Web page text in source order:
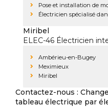
Pose et installation de
Électricien spécialisé
Miribel
ELEC-46 Électricien
Ambérieu-en-Bugey
Meximieux
Miribel
Contactez-nous :
tableau électrique par